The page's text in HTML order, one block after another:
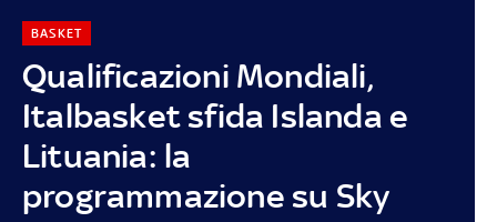
Qualificazioni Mondiali,
Italbasket sfida Islanda e
Lituania: la
programmazione su Sky
BASKET